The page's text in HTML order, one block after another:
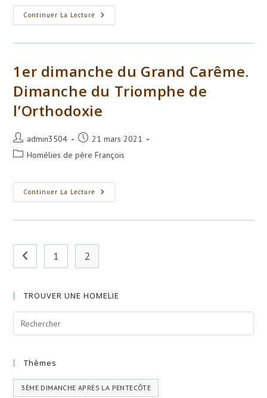
Continuer La Lecture 1er Dimanche
Du
Carême. Dimanche
De
L’Orthodoxie.
1er dimanche du Grand Carême.
Dimanche du Triomphe de
l’Orthodoxie
Auteur/autrice
de
admin3504
Publication
publiée :
21 mars 2021
PostHomélies de père François
Continuer La Lecture 1er
Dimanche
Grand
Du
L’Orthodoxie
Go to the previous page
1 2
TROUVER UNE HOMELIE
Thèmes
3ÈME DIMANCHE APRÈS LA PENTECÔTE